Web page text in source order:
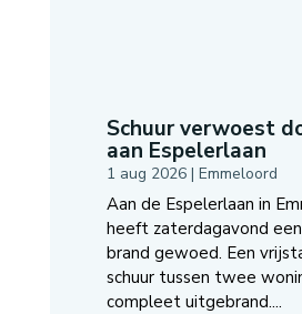
Schuur verwoest
aan Espelerlaan
1 aug 2026| Emmeloord
Aan de Espelerlaan in
heeft zaterdagavond
brand gewoed. Een
schuur tussen twee
compleet uitgebrand....